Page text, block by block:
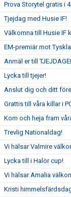
Prova Storytel gratis i
Tjejdag med Husie IF!
Välkomna till Husie IF
EM-premiär mot
Anmäl er till
Lycka till tjejer!
Anslut dig och ditt
Grattis till våra killar i
Kom och heja fram
Trevlig Nationaldag!
Vi hälsar Valmire
Lycka till i Halör cup!
Vi hälsar Amalia
Kristi